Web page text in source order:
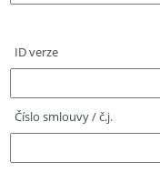
ID verze
Číslo smlouvy / č.j.